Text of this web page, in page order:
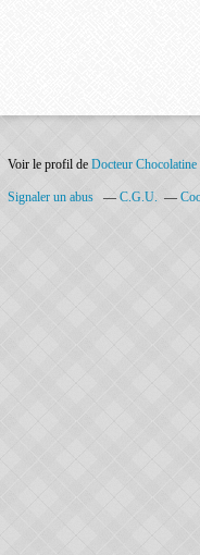
Voir le profil de Docteur Chocolatine
Signaler un abus C.G.U.